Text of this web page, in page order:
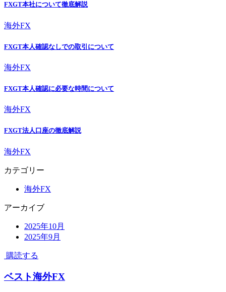
FXGT本社について徹底解説
海外FX
FXGT本人確認なしでの取引について
海外FX
FXGT本人確認に必要な時間について
海外FX
FXGT法人口座の徹底解説
海外FX
カテゴリー
海外FX
アーカイブ
2025年10月
2025年9月
購読する
ベスト海外FX